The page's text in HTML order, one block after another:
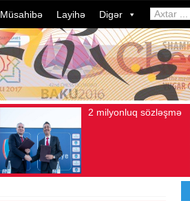
Müsahibə Layihə Digər
2 milyonluq sözləşmə
Baxış sayı: 80